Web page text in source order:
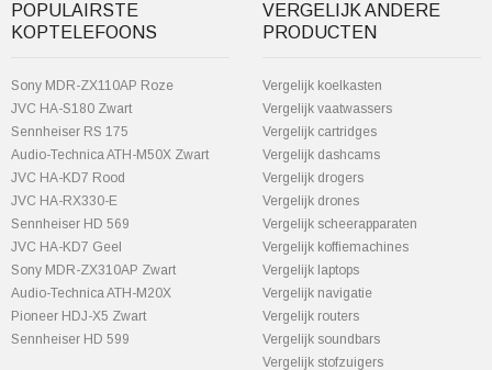
POPULAIRSTE
KOPTELEFOONS
Sony MDR-ZX110AP Roze
JVC HA-S180 Zwart
Sennheiser RS 175
Audio-Technica ATH-M50X Zwart
JVC HA-KD7 Rood
JVC HA-RX330-E
Sennheiser HD 569
JVC HA-KD7 Geel
Sony MDR-ZX310AP Zwart
Audio-Technica ATH-M20X
Pioneer HDJ-X5 Zwart
Sennheiser HD 599
VERGELIJK ANDERE
PRODUCTEN
Vergelijk koelkasten
Vergelijk vaatwassers
Vergelijk cartridges
Vergelijk dashcams
Vergelijk drogers
Vergelijk drones
Vergelijk scheerapparaten
Vergelijk koffiemachines
Vergelijk laptops
Vergelijk navigatie
Vergelijk routers
Vergelijk soundbars
Vergelijk stofzuigers